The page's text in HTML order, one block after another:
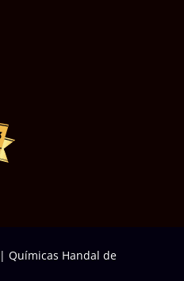
| Químicas Handal de